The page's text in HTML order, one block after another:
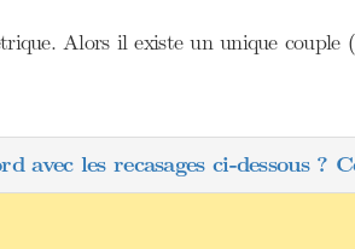
Alors il existe un unique couple ((
avec les recasages ci-dessous ?